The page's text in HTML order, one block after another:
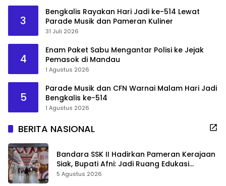
3
Bengkalis Rayakan Hari Jadi ke-514 Lewat
Parade Musik dan Pameran Kuliner
31 Juli 2026
4
Enam Paket Sabu Mengantar Polisi ke Jejak
Pemasok di Mandau
1 Agustus 2026
5
Parade Musik dan CFN Warnai Malam Hari Jadi
Bengkalis ke-514
1 Agustus 2026
BERITA NASIONAL
Bandara SSK II Hadirkan Pameran Kerajaan
Siak, Bupati Afni: Jadi Ruang Edukasi
Sejarah Riau
5 Agustus 2026